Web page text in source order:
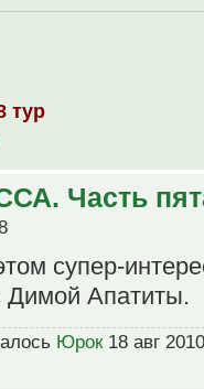
тур
Часть
супер-
Димой Апатиты.
Юрок18 авг